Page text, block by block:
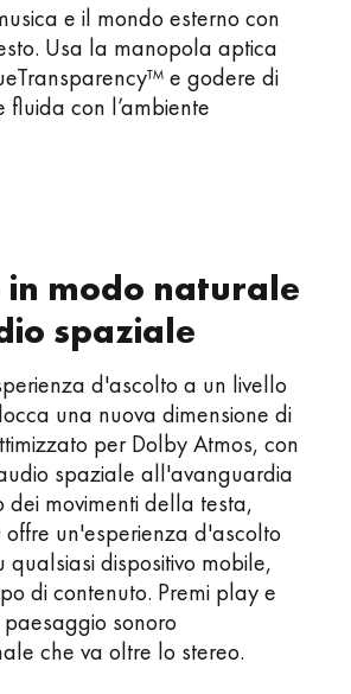
e il mondo esterno con
Usa la manopola aptica
e godere di
fluida con l’ambiente
in modo naturale
spaziale
d'ascolto a un livello
una nuova dimensione di
per Dolby Atmos, con
spaziale all'avanguardia
dei movimenti della testa,
un'esperienza d'ascolto
qualsiasi dispositivo mobile,
di contenuto. Premi play e
sonoro
che va oltre lo stereo.